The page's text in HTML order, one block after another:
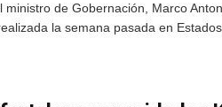
de Gobernación, Marco
la semana pasada en Estados